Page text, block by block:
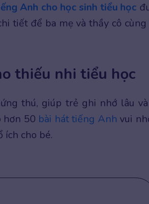
Anh cho học sinh tiểu học
tiết để ba mẹ và thầy cô cùng
thiếu nhi tiểu học
thú, giúp trẻ ghi nhớ lâu
hơn 50 bài hát tiếng Anh vui
ích cho bé.